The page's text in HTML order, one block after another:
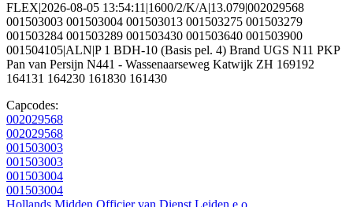
FLEX|2026-08-05 13:54:11|1600/2/K/A|13.079|002029568
001503003 001503004 001503013 001503275 001503279
001503284 001503289 001503430 001503640 001503900
001504105|ALN|P 1 BDH-10 (Basis pel. 4) Brand UGS N11 PKP
Pan van Persijn N441 - Wassenaarseweg Katwijk ZH 169192
164131 164230 161830 161430
Capcodes:
002029568
002029568
001503003
001503003
001503004
001503004